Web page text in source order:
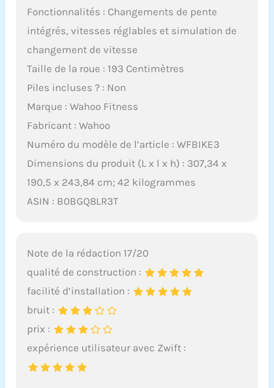
Fonctionnalités : Changements de pente
intégrés, vitesses réglables et simulation de
changement de vitesse
Taille de la roue : 193 Centimètres
Piles incluses ? : Non
Marque : Wahoo Fitness
Fabricant : Wahoo
Numéro du modèle de l’article : WFBIKE3
Dimensions du produit (L x l x h) : 307,34 x
190,5 x 243,84 cm; 42 kilogrammes
ASIN : B0BGQ8LR3T
Note de la rédaction 17/20
qualité de construction :
facilité d’installation :
bruit :
prix :
expérience utilisateur avec Zwift :